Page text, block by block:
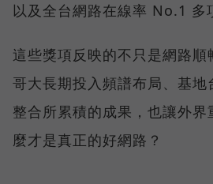
以及全台網路在線率 No.1 多
這些獎項反映的不只是網路順
哥大長期投入頻譜布局、基地
整合所累積的成果，也讓外
麼才是真正的好網路？